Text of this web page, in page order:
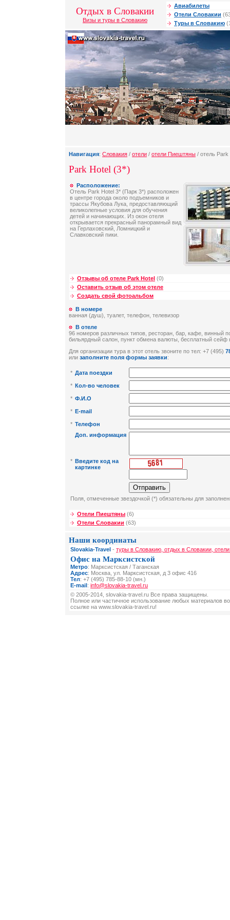
Отдых в Словакии
Визы и туры в Словакию
Авиабилеты
Отели Словакии
Туры в Словакию
Навигация: Словакия / отели / отели Пиештяны / отель Park
Park Hotel (3*)
Расположение:
Отель Park Hotel 3* (Парк 3*) расположен
в центре города около подъемников и
трассы Якубова Лука, предоставляющий
великолепные условия для обучения
детей и начинающих. Из окон отеля
открывается прекрасный панорамный вид
на Герлаховский, Ломницкий и
Славковский пики.
Отзывы об отеле Park Hotel (0)
Оставить отзыв об этом отеле
Создать свой фотоальбом
В номере
ванная (душ), туалет, телефон, телевизор
В отеле
96 номеров различных типов, ресторан, бар, кафе, винный
бильярдный салон, пункт обмена валюты, бесплатный сейф
Для организации тура в этот отель звоните по тел: +7 (495)
или заполните поля формы заявки:
* Дата поездки
* Кол-во человек
* Ф.И.О
* E-mail
* Телефон
Доп. информация
* Введите код на
картинке
Поля, отмеченные звездочкой (*) обязательны для
Отели Пиештяны (6)
Отели Словакии (63)
Наши координаты
Slovakia-Travel - туры в Словакию, отдых в Словакии,
Офис на Марксистской
Метро: Марксистская / Таганская
Адрес: Москва, ул. Марксистская, д 3 офис 416
Тел: +7 (495) 785-88-10 (мн.)
E-mail: info@slovakia-travel.ru
© 2005-2014, slovakia-travel.ru Все права защищены.
Полное или частичное использование любых материалов
ссылке на www.slovakia-travel.ru!